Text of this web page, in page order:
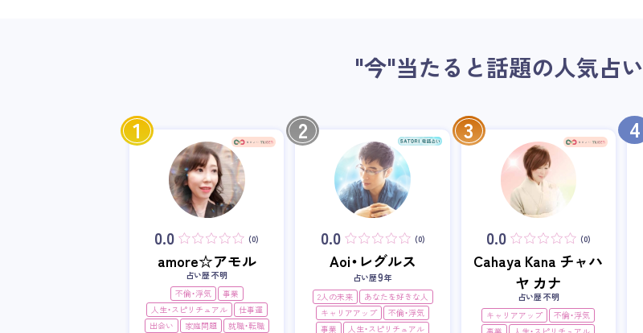
"今"当たると話題の人気占
1
0.0 (0)
amore☆アモル
占い歴 不明
不倫・浮気
事業
人生・スピリチュアル
仕事運
出会い
家庭問題 就職・転職
2
0.0 (0)
Aoi・レグルス
占い歴9年
2人の未来
あなたを好きな人
キャリアアップ
不倫・浮気
事業
人生・スピリチュアル
3
0.0 (0)
Cahaya Kana チャハ
ヤ カナ
占い歴 不明
キャリアアップ
不倫・浮気
4